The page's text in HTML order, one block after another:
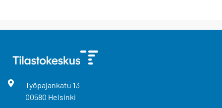
Työpajankatu 13
00580 Helsinki